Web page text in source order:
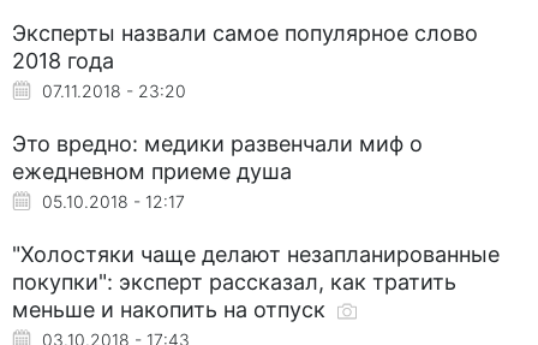
Эксперты назвали самое популярное слово
2018 года
07.11.2018 - 23:20
Это вредно: медики развенчали миф о
ежедневном приеме душа
05.10.2018 - 12:17
"Холостяки чаще делают незапланированные
покупки": эксперт рассказал, как тратить
меньше и накопить на отпуск
03.10.2018 - 17:43